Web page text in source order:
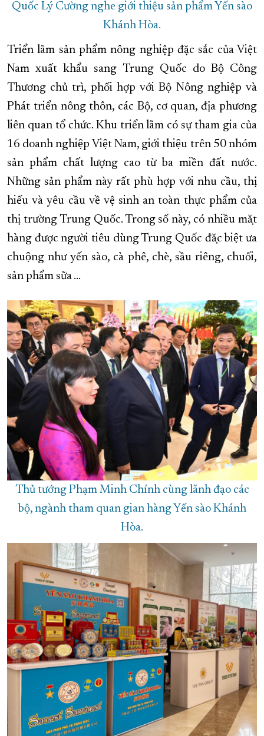
Quốc Lý Cường nghe giới thiệu sản phẩm Yến sào
Khánh Hòa.
Triển lãm sản phẩm nông nghiệp đặc sắc của Việt
Nam xuất khẩu sang Trung Quốc do Bộ Công
Thương chủ trì, phối hợp với Bộ Nông nghiệp và
Phát triển nông thôn, các Bộ, cơ quan, địa phương
liên quan tổ chức. Khu triển lãm có sự tham gia của
16 doanh nghiệp Việt Nam, giới thiệu trên 50 nhóm
sản phẩm chất lượng cao từ ba miền đất nước.
Những sản phẩm này rất phù hợp với nhu cầu, thị
hiếu và yêu cầu về vệ sinh an toàn thực phẩm của
thị trường Trung Quốc. Trong số này, có nhiều mặt
hàng được người tiêu dùng Trung Quốc đặc biệt ưa
chuộng như yến sào, cà phê, chè, sầu riêng, chuối,
sản phẩm sữa …
Thủ tướng Phạm Minh Chính cùng lãnh đạo các
bộ, ngành tham quan gian hàng Yến sào Khánh
Hòa.